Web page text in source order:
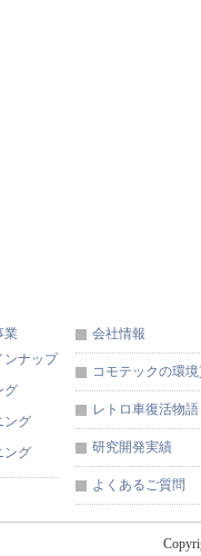
業
ンナップ
グ
ング
ング
会社情報
コモテックの環
レトロ車復活物語
研究開発実績
よくあるご質問